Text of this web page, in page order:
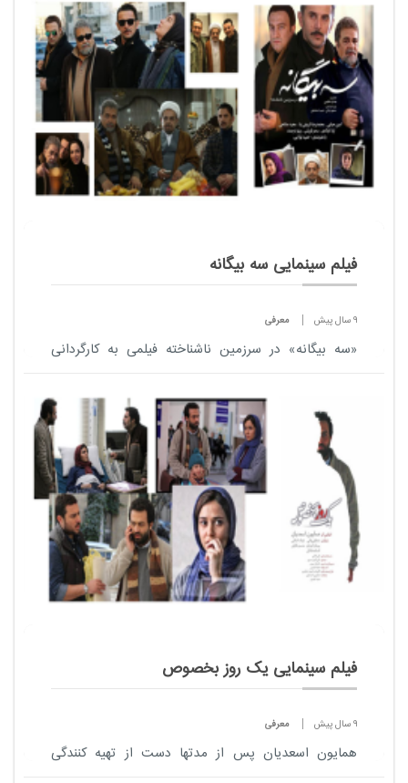
فیلم سینمایی سه بیگانه
9 سال پیش معرفی
«سه بیگانه» در سرزمین ناشناخته فیلمی به کارگردانی
و تهیه‌کنندگی مسعود ردایی وحبیب اسماع...
فیلم سینمایی یک روز بخصوص
9 سال پیش معرفی
همایون اسعدیان پس از مدتها دست از تهیه کنندگی